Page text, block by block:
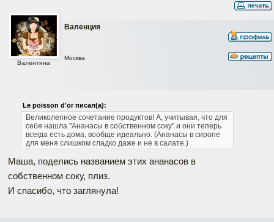
Валенция
Валентина
Москва
Le poisson d'or писал(а):
Великолепное сочетание продуктов! А, учитывая, что для
себя нашла "Ананасы в собственном соку" и они теперь
всегда есть дома, вообще идеально. (Ананасы в сиропе
для меня слишком сладко даже и не в салате.)
Маша, поделись названием этих ананасов в
собственном соку, плиз.
И спасибо, что заглянула!